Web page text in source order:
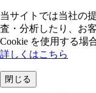
当サイトでは当社の
査・分析したり、お
Cookie を使⽤する場
詳しくはこちら
閉じる